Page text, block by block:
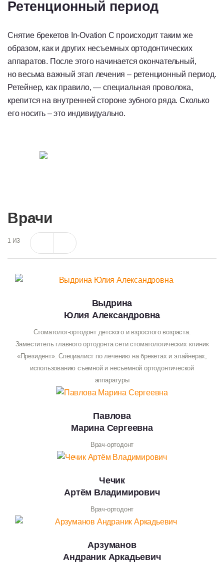
Ретенционный период
Снятие брекетов In-Ovation C происходит таким же
образом, как и других несъемных ортодонтических
аппаратов. После этого начинается окончательный,
но весьма важный этап лечения – ретенционный период.
Ретейнер, как правило, — специальная проволока,
крепится на внутренней стороне зубного ряда. Сколько
его носить – это индивидуально.
Врачи
1 ИЗ
Выдрина
Юлия Александровна
Стоматолог-ортодонт детского и взрослого возраста.
Заместитель главного ортодонта сети стоматологических клиник
«Президент». Специалист по лечению на брекетах и элайнерах,
использованию съемной и несъемной ортодонтической
аппаратуры
Павлова
Марина Сергеевна
Врач-ортодонт
Чечик
Артём Владимирович
Врач-ортодонт
Арзуманов
Андраник Аркадьевич